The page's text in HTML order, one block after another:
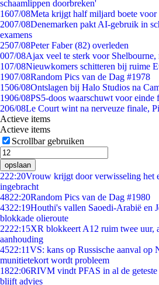
schaamlippen doorbreken'
1607/08Meta krijgt half miljard boete voor
2007/08Denemarken pakt AI-gebruik in
examens
2507/08Peter Faber (82) overleden
007/08Ajax veel te sterk voor Shelbourne,
107/08Nieuwkomers schitteren bij ruime
1907/08Random Pics van de Dag #1978
1506/08Ontslagen bij Halo Studios na
1906/08PS5-doos waarschuwt voor einde
206/08Le Court wint na nerveuze finale,
Actieve items
Actieve items
Scrollbar gebruiken
opslaan
222:20Vrouw krijgt door verwisseling het
ingebracht
4822:20Random Pics van de Dag #1980
4322:19Houthi's vallen Saoedi-Arabië en
blokkade olieroute
2222:15XR blokkeert A12 ruim twee uur,
aanhouding
4522:11VS: kans op Russische aanval op
munitietekort wordt probleem
1822:06RIVM vindt PFAS in al de
blijft advies